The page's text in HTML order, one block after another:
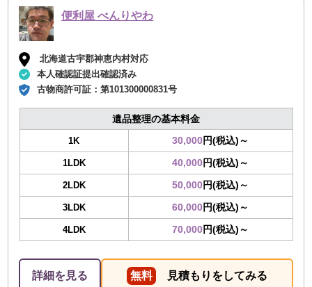
便利屋 べんりやわ
北海道古宇郡神恵内村対応
本人確認証提出確認済み
古物商許可証：第101300000831号
遺品整理の基本料金
1K 30,000円(税込)～
1LDK 40,000円(税込)～
2LDK 50,000円(税込)～
3LDK 60,000円(税込)～
4LDK 70,000円(税込)～
詳細を見る 無料 見積もりをしてみる